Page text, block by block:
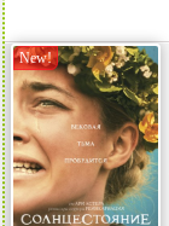
New!